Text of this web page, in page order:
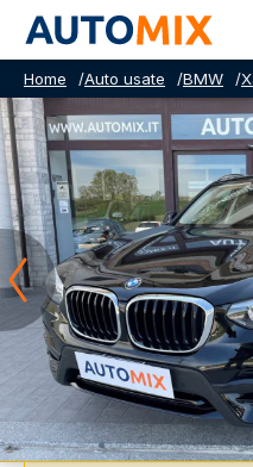
Home /Auto usate /BMW /